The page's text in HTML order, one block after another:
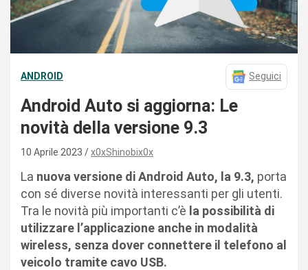
ANDROID Seguici
Android Auto si aggiorna: Le
novità della versione 9.3
10 Aprile 2023 x0xShinobix0x
La nuova versione di Android Auto, la 9.3, porta
con sé diverse novità interessanti per gli utenti.
Tra le novità più importanti c’è la possibilità di
utilizzare l’applicazione anche in modalità
wireless, senza dover connettere il telefono al
veicolo tramite cavo USB.